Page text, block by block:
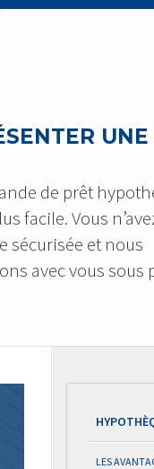
de prêt
facile. Vous
sécurisée et nous
avec vous sous
LES